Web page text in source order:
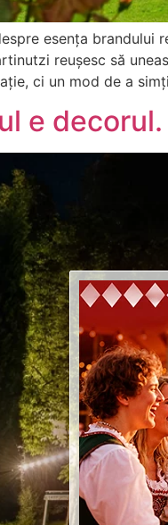
esența brandului
reușesc să
ci un mod de a
e